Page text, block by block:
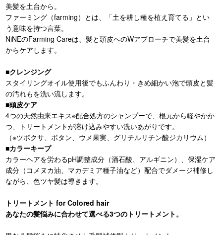
美髪を土台から。
ファーミング（farming）とは、「土を耕し種を植え育てる」とい
う意味を持つ言葉。
NiNEのFarming Careは、髪と頭皮へのWアプローチで美髪を土台
からケアします。
■クレンジング
スタイリングオイル使用後でもふんわり・きめ細かい泡で頭皮と髪
の汚れもを洗い流します。
■頭皮ケア
4つの天然由来エキス※配合処方のシャンプーで、根元から軽やかか
つ、トリートメントが溶け込みやすい洗いあがりです。
（※ツボクサ、ボタン、ウメ果実、グリチルリチン酸ジカリウム）
■カラーキープ
カラーヘアを労わるpH調整成分（酒石酸、アルギニン）、保湿ケア
成分（コメヌカ油、マカデミア種子油など）配合でダメージ補修し
ながら、色ツヤ髪は導きます。
トリートメント for Colored hair
あなたの髪悩みに合わせて選べる3つのトリートメント。